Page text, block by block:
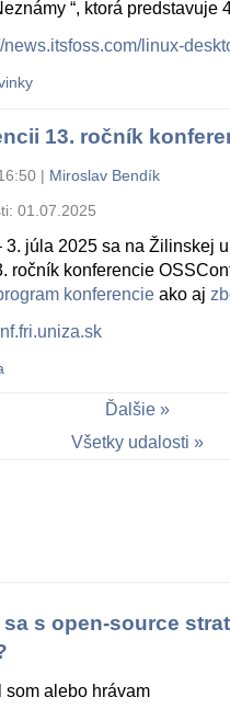
“, ktorá predstavuje
news.itsfoss.com/linux-
13. ročník
| Miroslav Bendík
01.07.2025
3. júla 2025 sa na Žilinskej
ročník konferencie
konferencie ako aj
Ďalšie
Všetky udalosti
s open-source
som alebo hrávam